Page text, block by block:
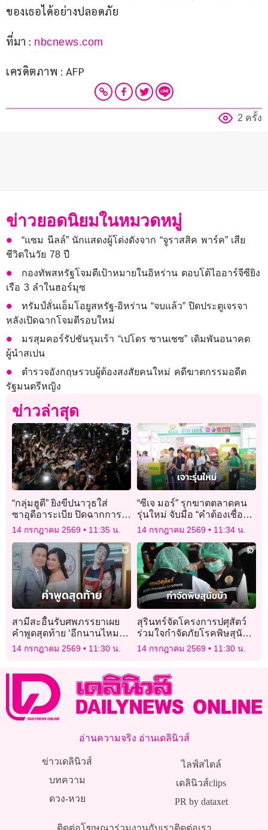
ของเธอได้อย่างปลอดภัย
ที่มา : nbcnews.com
เครดิตภาพ : AFP
2 ครั้ง
ข่าวยอดนิยมในหมวดหมู่
“แซม นีลล์” นักแสดงผู้โด่งดังจาก “จูราสสิค พาร์ค” เสีย
ชีวิตในวัย 78 ปี
กองทัพสหรัฐโจมตีเป้าหมายในอิหร่าน ตอบโต้ไออาร์จีซียิง
เรือ 3 ลำในฮอร์มุซ
ทรัมป์ลั่นเอ็มโอยูสหรัฐ-อิหร่าน “จบแล้ว” ปิดประตูเจรจา
หลังเปิดฉากโจมตีรอบใหม่
มรสุมคอร์รัปชันรุมเร้า “เปโดร ซานเชซ” เดิมพันอนาคต
ผู้นำสเปน
ตำรวจอังกฤษรวบผู้ต้องสงสัยคนใหม่ คดีฆาตกรรมอดีต
รัฐมนตรีหญิง
ข่าวล่าสุด
“กลุ่มฮูตี” ยิงขีปนาวุธใส่
ซาอุดีอาระเบีย ปิดฉากการ
สงบศึกยาวนาน 4 ปี
14 กรกฎาคม 2569 11:35 น.
“ซีเจ มอร์” รุกฆาตตลาดคน
รุ่นใหม่ จับมือ “คำต้องเชื่อม”
จัดแคมปัสทัวร์
14 กรกฎาคม 2569 11:34 น.
สามีสะอื้นรับศพภรรยาเผย
คำพูดสุดท้าย ‘อีกนานไหม
ทำไมยังไม่กลับ’
14 กรกฎาคม 2569 11:30 น.
สุรินทร์จัดโครงการปศุสัตว์
ร่วมใจกำจัดภัยโรคพิษสุนัข
บ้า เฉลิมพระเกียรติฯ
14 กรกฎาคม 2569 11:30 น.
อ่านความจริง อ่านเดลินิวส์
ข่าวเดลินิวส์
บทความ
ดวง-หวย
ไลฟ์สไตล์
เดลินิวส์clips
PR by dataxet
ติดต่อโฆษณาร่วมงานกับเราติดต่อเรา